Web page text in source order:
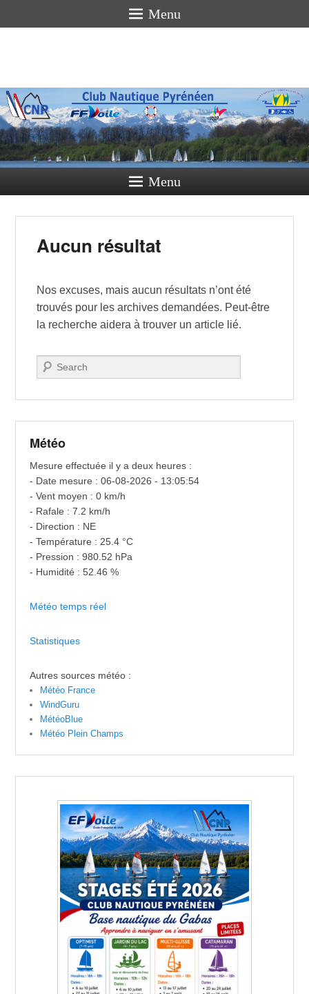
Menu
Nautique
Pyrénéen
La voile pour tous
Menu
Aucun résultat
Nos excuses, mais aucun résultats n’ont été
trouvés pour les archives demandées. Peut-être
la recherche aidera à trouver un article lié.
Recherche
Météo
Mesure effectuée il y a deux heures :
- Date mesure : 06-08-2026 - 13:05:54
- Vent moyen : 0 km/h
- Rafale : 7.2 km/h
- Direction : NE
- Température : 25.4 °C
- Pression : 980.52 hPa
- Humidité : 52.46 %
Météo temps réel
Statistiques
Autres sources météo :
Météo France
WindGuru
MétéoBlue
Météo Plein Champs